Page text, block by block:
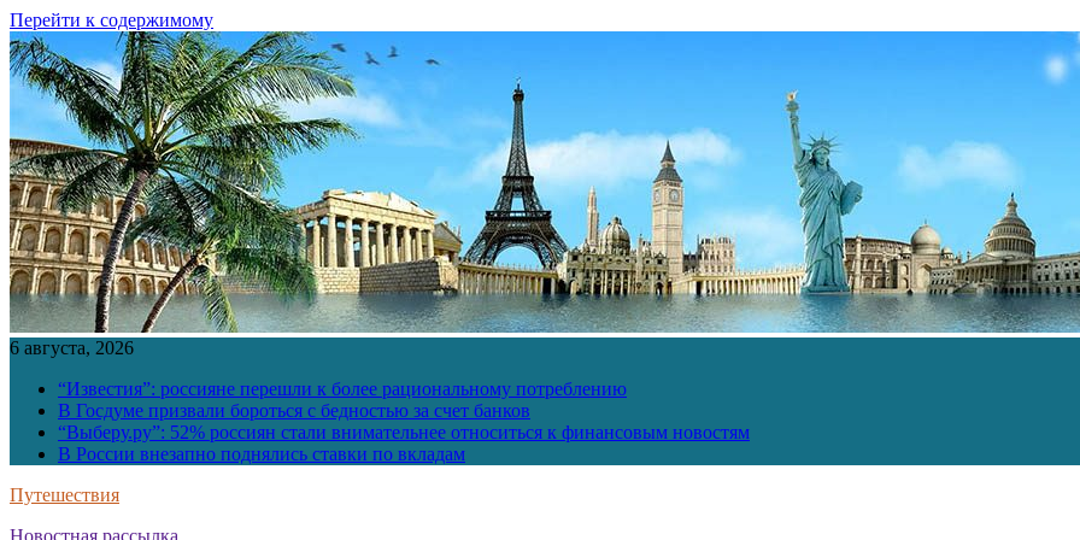
Перейти к содержимому
6 августа, 2026
“Известия”: россияне перешли к более рациональному потреблению
В Госдуме призвали бороться с бедностью за счет банков
“Выберу.ру”: 52% россиян стали внимательнее относиться к финансовым новостям
В России внезапно поднялись ставки по вкладам
Путешествия
Новостная рассылка